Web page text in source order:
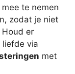
te nemen
zodat je niet
er
liefde via
met